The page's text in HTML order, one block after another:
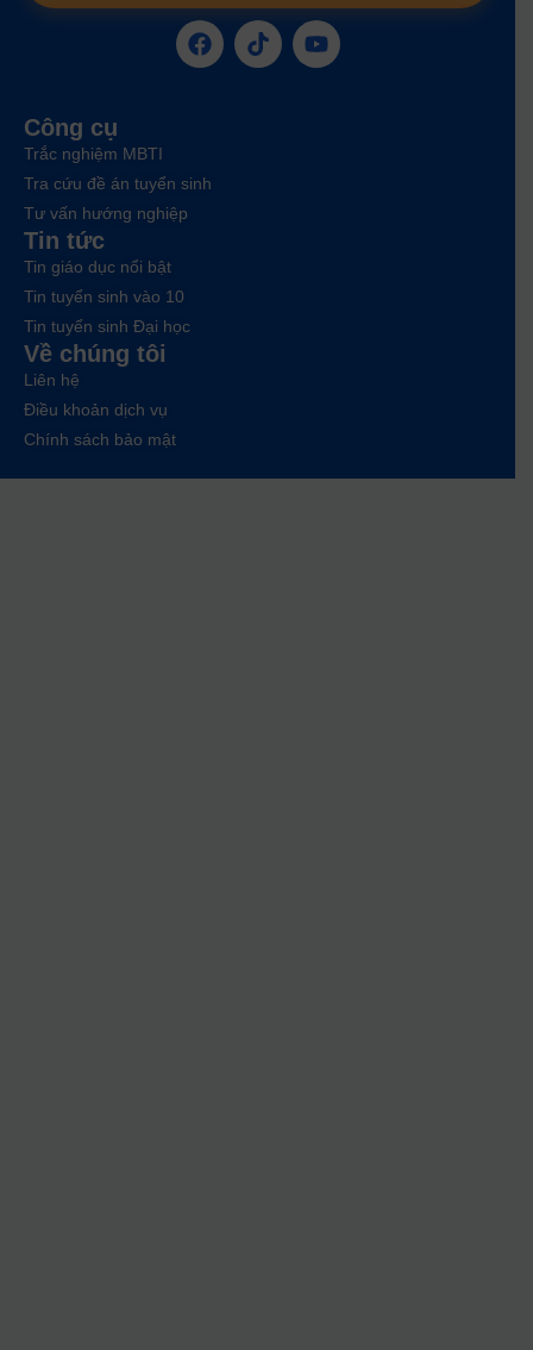
Công cụ
Trắc nghiệm MBTI
Tra cứu đề án tuyển sinh
Tư vấn hướng nghiệp
Tin tức
Tin giáo dục nổi bật
Tin tuyển sinh vào 10
Tin tuyển sinh Đại học
Về chúng tôi
Liên hệ
Điều khoản dịch vụ
Chính sách bảo mật